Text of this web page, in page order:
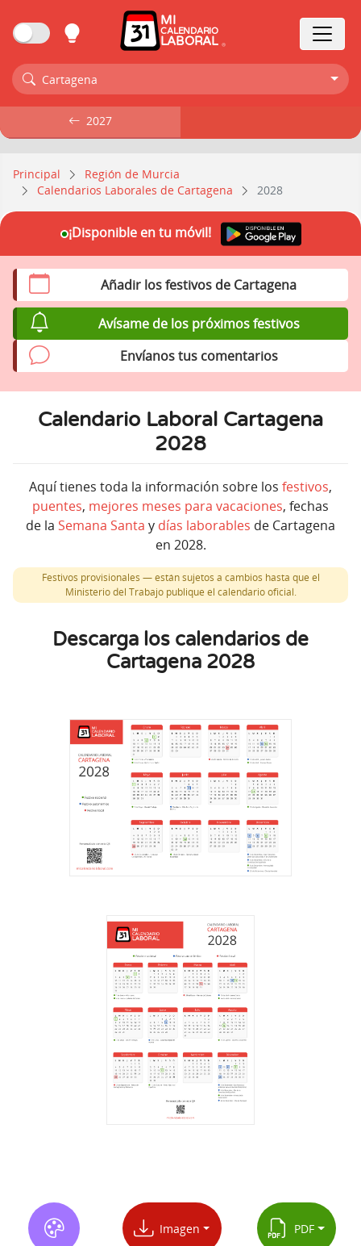
MI
CALENDARIO
LABORAL
Cartagena
Principal
Región de Murcia
Calendarios Laborales de Cartagena
2028
Calendario Laboral Cartagena
2028
Aquí tienes toda la información sobre los festivos,
puentes, mejores meses para vacaciones, fechas
de la Semana Santa y días laborables de Cartagena
en 2028.
Festivos provisionales — están sujetos a cambios hasta que el
Ministerio del Trabajo publique el calendario oficial.
Descarga los calendarios de
Cartagena 2028
2027
Imagen PDF
2027
Añadir los festivos de Cartagena
Avísame de los próximos festivos
Envíanos tus comentarios
¡Disponible en tu móvil!